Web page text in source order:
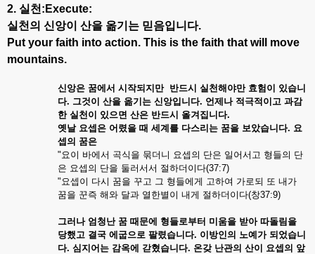
2. 실천:Execute:
실천의 신앙이 산을 옮기는 믿음입니다.
Put your faith into action. This is the faith that will move
mountains.
신앙은 꿈에서 시작되지만반드시 실천해야만 효험이 있습니
다. 그것이 산을 옮기는 신앙입니다. 언제나 적극적이고 과감
한 실천이 있으면 산은 반드시 올겨집니다.
옛날 요셉은 어렸을 때 세계를 다스리는 꿈을 보았습니다. 요
셉의 꿈은
"요이 바에서 곡식을 묶더니 요셉의 단은 일어서고 형들의 단
은 요셉의 단을 둘러서서 절하더이다(37:7)
"요셉이 다시 꿈을 꾸고 그 형들에게 고하여 가로되 또 내가
꿈을 꾼즉 해와 달과 열한별이 내게 절하더이다(창37:9)
그러나 엄청난 꿈 때문에 형들로부터 미움을 받아 따돌림을
당했고 결국 에굽으로 팔렸습니다. 이방인의 노예가 되었습니
다. 심지어는 감옥에 갇혔습니다. 온갖 난관의 산이 요셉의 앞